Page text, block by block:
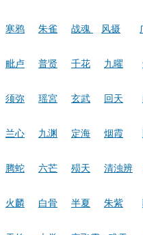
寒鸦 朱雀 战魂 风摄
毗卢 普贤 千花 九曜
须弥 瑶宮 玄武 回天
兰心 九渊 定海 烟霞
腾蛇 六芒 殒天 清浊辨
火麟 白骨 半夏 朱紫